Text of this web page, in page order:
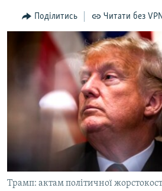
пошукуІНТЕРВ'Ю
ВСЕ ЗА ДЕНЬ
СПЕЦПРОЕКТИ
ВІДЕОУРОКИ «ELIFBE»
СВІДЧЕННЯ ОКУПАЦІЇ
УКРАЇНСЬКА ПРОБЛЕМА КРИМУ
ЯК ОБІЙТИ БЛОКУВАННЯ
Русский
Qırımtatar
Поділитись Читати без VPN
Трамп: актам політичної